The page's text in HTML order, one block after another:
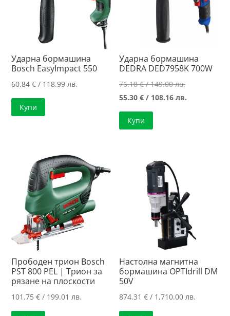
Ударна бормашина
Bosch EasyImpact 550
60.84€ / 118.99 лв.
Купи
Ударна бормашина
DEDRA DED7958K 700W
76.18€/ 149.00 лв.Original
price
55.30€ / 108.16 лв.
Купи
Прободен трион Bosch
PST 800 PEL | Трион за
рязане на плоскости
101.75€ / 199.01 лв.
Настолна магнитна
бормашина OPTIdrill DM
50V
874.31€ / 1,710.00 лв.